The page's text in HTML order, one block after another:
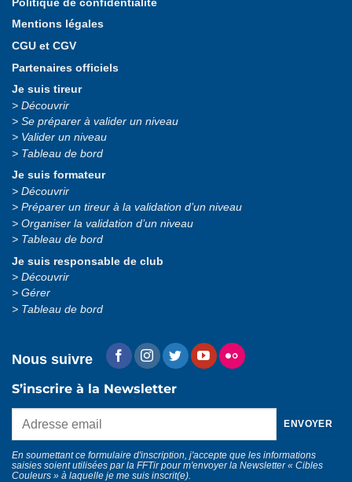
Politique de confidentialité
Mentions légales
CGU et CGV
Partenaires officiels
Je suis tireur
Découvrir
Se préparer à valider un niveau
Valider un niveau
Tableau de bord
Je suis formateur
Découvrir
Préparer un tireur à la validation d’un niveau
Organiser la validation d’un niveau
Tableau de bord
Je suis responsable de club
Découvrir
Gérer
Tableau de bord
Nous suivre
S’inscrire à la Newsletter
En soumettant ce formulaire d'inscription, j'accepte que les informations
saisies soient utilisées par la FFTir pour m'envoyer la Newsletter « Cibles
Couleurs » à laquelle je me suis inscrit(e).